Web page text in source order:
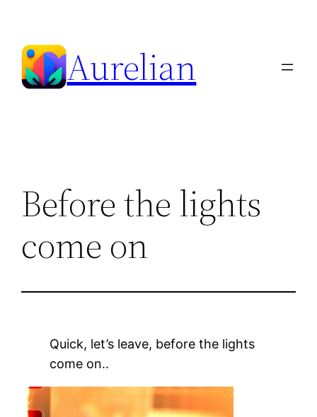
content
Aurelian
Before the lights
come on
Quick, let’s leave, before the lights
come on..